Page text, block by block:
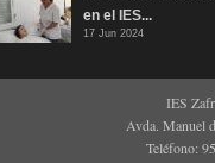
en el IES...
17 Jun 2024
IES
Avda. Manuel
Teléfono: